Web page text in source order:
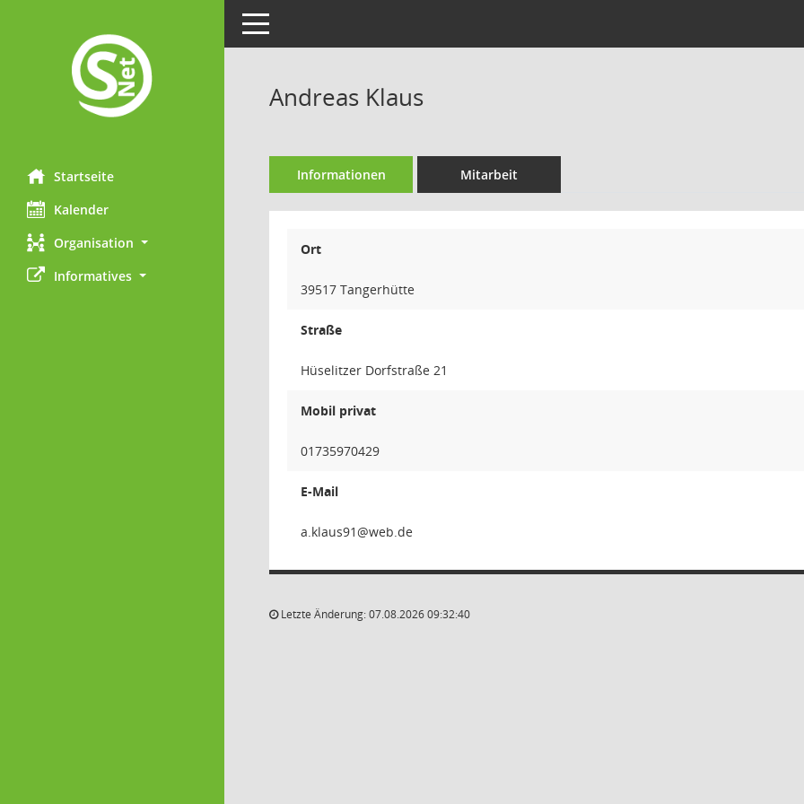
Startseite
Kalender
Organisation
Informatives
Toggle navigation
Andreas Klaus
Informationen Mitarbeit
Ort
39517 Tangerhütte
Straße
Hüselitzer Dorfstraße 21
Mobil privat
01735970429
E-Mail
19su
Letzte Änderung: 07.08.2026 09:32:40